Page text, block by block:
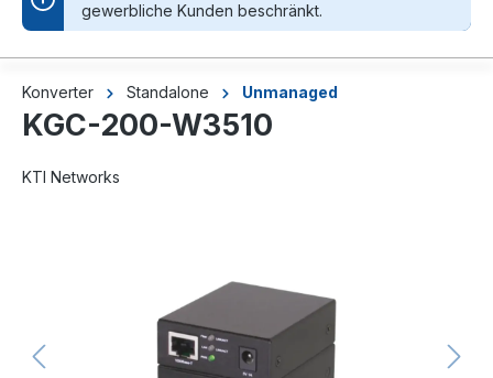
gewerbliche Kunden beschränkt.
Konverter Standalone Unmanaged
KGC-200-W3510
KTI Networks